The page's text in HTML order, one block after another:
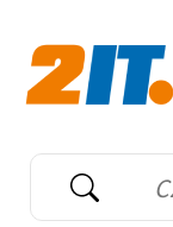
Wyszukiwarka
Słowo kluczowe